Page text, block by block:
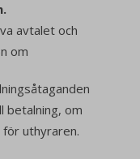
avtalet och
om
betalning, om
uthyraren.